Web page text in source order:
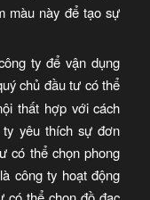
màu này để tạo sự
ty để vận dụng
chủ đầu tư có thể
thất hợp với cách
yêu thích sự đơn
có thể chọn phong
công ty hoạt động